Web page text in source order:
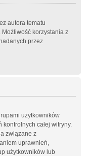
autora tematu
korzystania z
przez
użytkowników
całej witryny.
związane z
uprawnień,
użytkowników lub